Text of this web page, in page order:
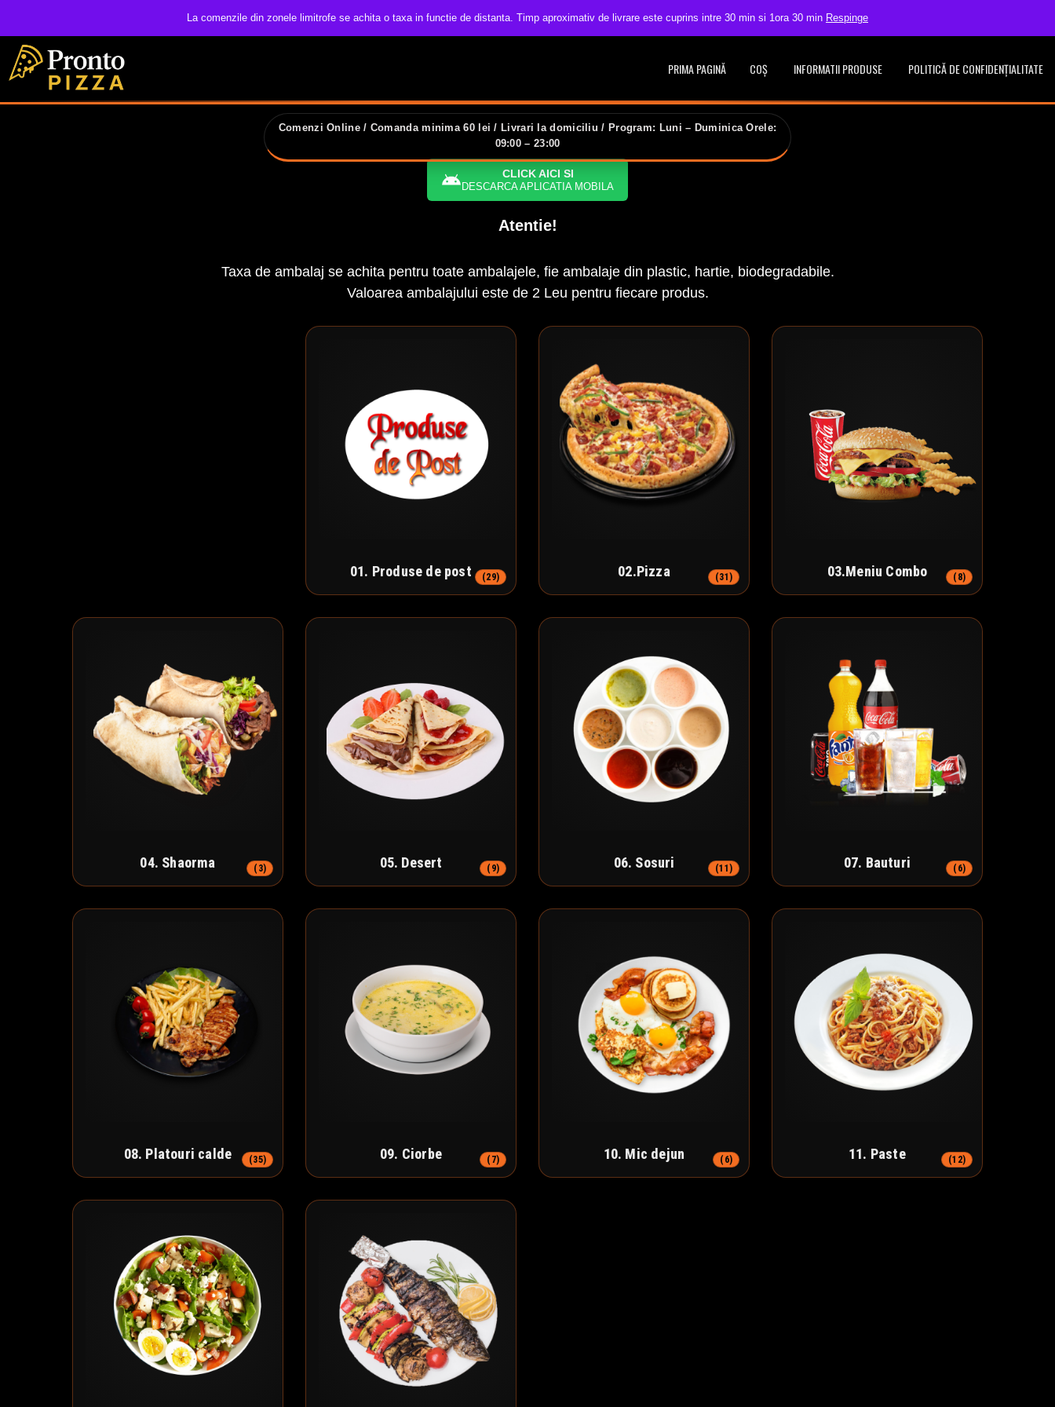
La comenzile din zonele limitrofe se achita o taxa in functie de distanta. Timp aproximativ de livrare este cuprins intre 30 min si 1ora 30 min Respinge
Comenzi Online / Comanda minima 60 lei / Livrari la domiciliu / Program: Luni – Duminica Orele:
09:00 – 23:00
contact@pronto.pizzabacau.ro
PRIMA PAGINĂ COȘ INFORMATII PRODUSE POLITICĂ DE CONFIDENȚIALITATE
CLICK AICI SI
DESCARCA APLICATIA MOBILA
Atentie!
Taxa de ambalaj se achita pentru toate ambalajele, fie ambalaje din plastic, hartie, biodegradabile.
Valoarea ambalajului este de 2 Leu pentru fiecare produs.
01. Produse de post (29) 02.Pizza (31) 03.Meniu Combo (8)
04. Shaorma (3) 05. Desert (9) 06. Sosuri (11) 07. Bauturi (6)
08. Platouri calde (35) 09. Ciorbe (7) 10. Mic dejun (6) 11. Paste (12)